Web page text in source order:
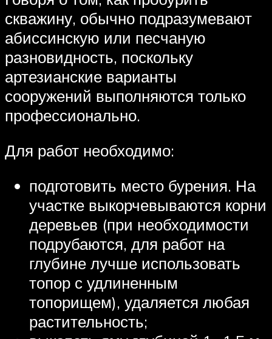
скважину, обычно подразумевают
абиссинскую или песчаную
разновидность, поскольку
артезианские варианты
сооружений выполняются только
профессионально.
Для работ необходимо:
подготовить место бурения. На
участке выкорчевываются корни
деревьев (при необходимости
подрубаются, для работ на
глубине лучше использовать
топор с удлиненным
топорищем), удаляется любая
растительность;